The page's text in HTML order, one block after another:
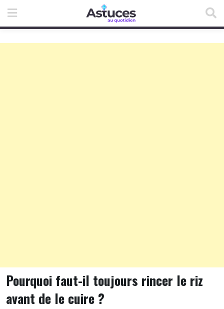
Pourquoi faut-il toujours rincer le riz
avant de le cuire ?